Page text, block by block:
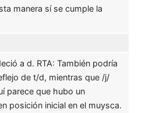
manera sí se cumple la
a d. RTA: También podría
de t/d, mientras que /j/
parece que hubo un
posición inicial en el muysca.